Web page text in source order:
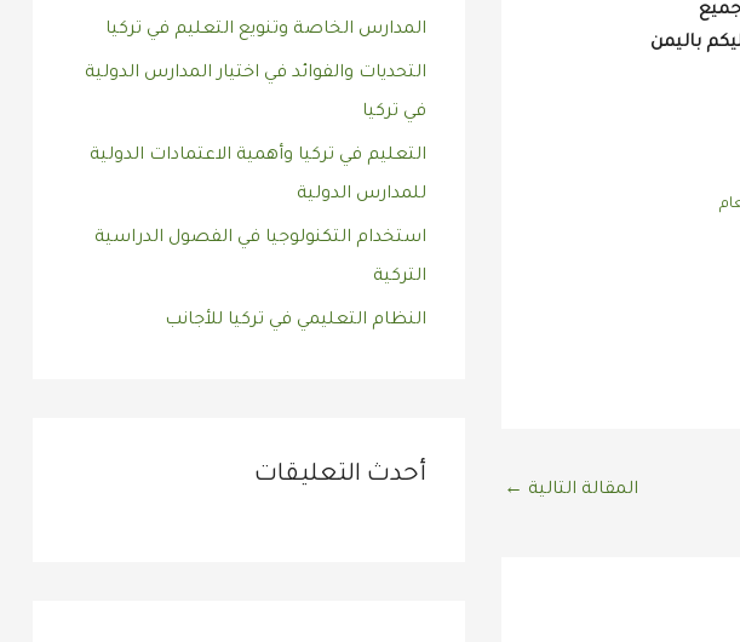
باليمن
المقالة التالية ←
ن
:
المدارس الخاصة وتنويع التعليم في تركيا
التحديات والفوائد في اختيار المدارس الدولية
في تركيا
التعليم في تركيا وأهمية الاعتمادات الدولية
للمدارس الدولية
استخدام التكنولوجيا في الفصول الدراسية
التركية
النظام التعليمي في تركيا للأجانب
أحدث التعليقات